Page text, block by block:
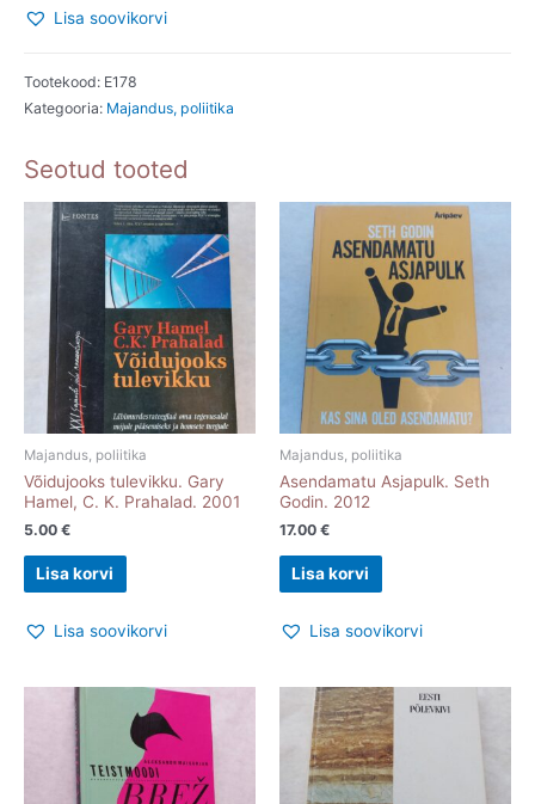
Liberalismiajastu
mõtted.
John
2024
kogus
Lisa soovikorvi
Tootekood: E178
Kategooria: Majandus, poliitika
Seotud tooted
Majandus, poliitika
Võidujooks tulevikku. Gary
Hamel, C. K. Prahalad. 2001
5.00 €
Lisa korvi
Lisa soovikorvi
Majandus, poliitika
Asendamatu Asjapulk. Seth
Godin. 2012
17.00 €
Lisa korvi
Lisa soovikorvi